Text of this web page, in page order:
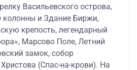
Васильевского острова,
колонны и Здание Биржи,
крепость, легендарный
Марсово Поле, Летний
замок, собор
(Спас-на-крови). На